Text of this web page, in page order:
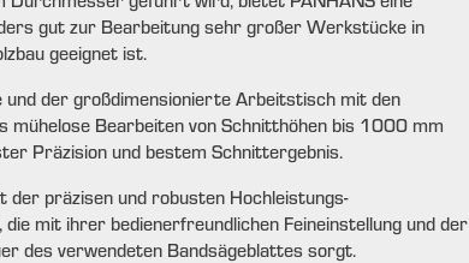
gut zur Bearbeitung sehr großer Werkstücke in
geeignet ist.
der großdimensionierte Arbeitstisch mit den
Bearbeiten von Schnitthöhen bis 1000 mm
Präzision und bestem Schnittergebnis.
präzisen und robusten Hochleistungs-
mit ihrer bedienerfreundlichen Feineinstellung und der
des verwendeten Bandsägeblattes sorgt.